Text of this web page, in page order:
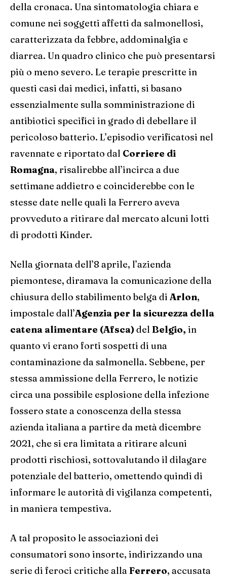
della cronaca. Una sintomatologia chiara e
comune nei soggetti affetti da salmonellosi,
caratterizzata da febbre, addominalgia e
diarrea. Un quadro clinico che può presentarsi
più o meno severo. Le terapie prescritte in
questi casi dai medici, infatti, si basano
essenzialmente sulla somministrazione di
antibiotici specifici in grado di debellare il
pericoloso batterio. L’episodio verificatosi nel
ravennate e riportato dal Corriere di
Romagna, risalirebbe all’incirca a due
settimane addietro e coinciderebbe con le
stesse date nelle quali la Ferrero aveva
provveduto a ritirare dal mercato alcuni lotti
di prodotti Kinder.
Nella giornata dell’8 aprile, l’azienda
piemontese, diramava la comunicazione della
chiusura dello stabilimento belga di Arlon,
impostale dall’Agenzia per la sicurezza della
catena alimentare (Afsca)del Belgio, in
quanto vi erano forti sospetti di una
contaminazione da salmonella. Sebbene, per
stessa ammissione della Ferrero, le notizie
circa una possibile esplosione della infezione
fossero state a conoscenza della stessa
azienda italiana a partire da metà dicembre
2021, che si era limitata a ritirare alcuni
prodotti rischiosi, sottovalutando il dilagare
potenziale del batterio, omettendo quindi di
informare le autorità di vigilanza competenti,
in maniera tempestiva.
A tal proposito le associazioni dei
consumatori sono insorte, indirizzando una
serie di feroci critiche alla Ferrero, accusata